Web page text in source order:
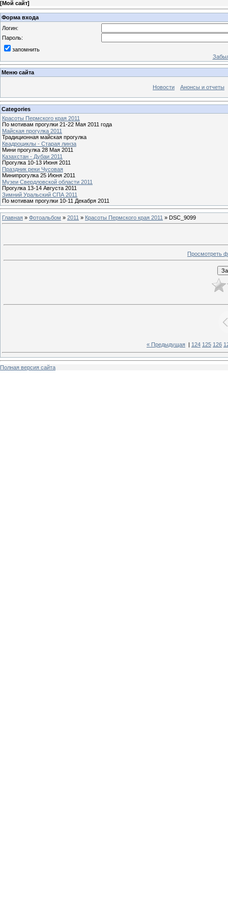
[Мой сайт]
Форма входа
Логин:
Пароль:
запомнить
Меню сайта
Новости Анонсы и отчеты
Categories
Красоты Пермского края 2011
По мотивам прогулки 21-22 Мая 2011 года
Майская прогулка 2011
Традиционная майская прогулка
Квадроциклы - Старая линза
Мини прогулка 28 Мая 2011
Казахстан - Дубаи 2011
Прогулка 10-13 Июня 2011
Праздник реки Чусовая
Минипрогулка 25 Июня 2011
Музеи Свердловской области 2011
Прогулка 13-14 Августа 2011
Зимний Уральский СПА 2011
По мотивам прогулки 10-11 Декабря 2011
Главная » Фотоальбом » 2011 » Красоты Пермского края 2011 » DSC_9099
Просмотреть
« Предыдущая 124 125 126
Полная версия сайта